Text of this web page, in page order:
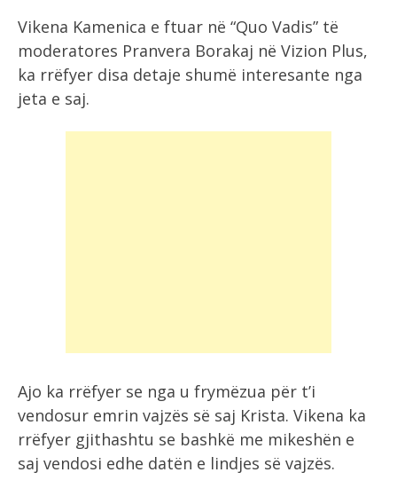
Vikena Kamenica e ftuar në “Quo Vadis” të
moderatores Pranvera Borakaj në Vizion Plus,
ka rrëfyer disa detaje shumë interesante nga
jeta e saj.
Ajo ka rrëfyer se nga u frymëzua për t’i
vendosur emrin vajzës së saj Krista. Vikena ka
rrëfyer gjithashtu se bashkë me mikeshën e
saj vendosi edhe datën e lindjes së vajzës.